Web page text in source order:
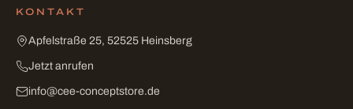
KONTAKT
Apfelstraße 25, 52525 Heinsberg
Jetzt anrufen
info@cee-conceptstore.de